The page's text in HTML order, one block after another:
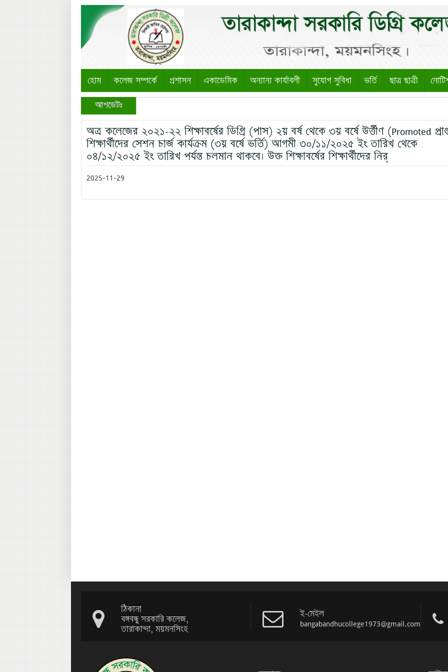
হোম কলেজ সম্পর্কে প্রশাসন একাডেমিক অন্যান্য কার্যাবলী সুযোগ সুবিধা ভর্তি ছাত্র ছাত্রী
আপডেটঃ
অত্র কলেজের ২০২১-২২ শিক্ষাবর্ষের ডিগ্রি (পাস) ২য় বর্ষ থেকে ৩য় বর্ষে উর্ত্তীণ (Promoted
শিক্ষার্থীদের সেশন চার্জ কার্যক্রম (৩য় বর্ষে ভর্তি) আগমী ৩০/১১/২০২৫ ইং তারিখ থেকে
০৪/১২/২০২৫ ইং তারিখ পর্যন্ত চলমান থাকবে। উক্ত শিক্ষাবর্ষের শিক্ষার্থীদের নির্
2025-11-29
ঠিকানা
বঙ্গবন্ধু সরকারি কলেজ,
তারাকান্দা, ময়মনসিংহ
ই-মেইল
bangabandhucollege1973@gmail.com